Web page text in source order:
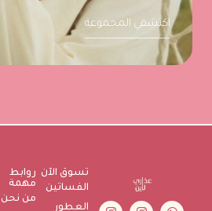
اكتشفي المجموعة
تسوق الآن
الفساتين
العطور
روابط
مهمة
من نحن